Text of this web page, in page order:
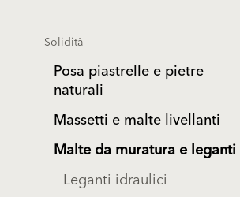
Solidità
Posa piastrelle e pietre
naturali
Massetti e malte livellanti
Malte da muratura e leganti
Leganti idraulici